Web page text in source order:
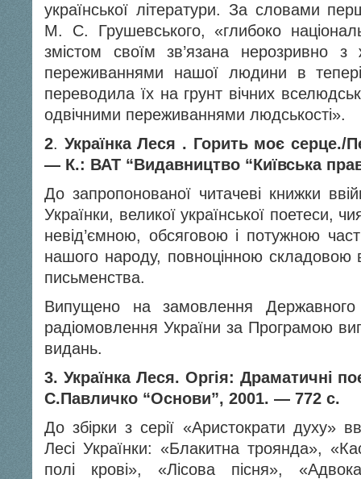
української літератури. За словами
М. С. Грушевського, «глибоко
змістом своїм зв’язана нерозривно
переживаннями нашої людини в
переводила їх на грунт вічних
одвічними переживаннями люд­ськості».
2. Українка Леся . Горить моє серце./
— К.: ВАТ “Видавництво “Київська
До запропонованої читачеві книжки
Українки, великої української поетеси,
невід’ємною, обсяговою і потужною
нашого народу, повноцінною складовою
письменства.
Випущено на замовлення Державного
радіомовлення України за Програмою
видань.
3. Українка Леся. Оргія: Драматичні
С.Павличко “Основи”, 2001. — 772 с.
До збірки з серії «Аристократи духу»
Лесі Українки: «Блакитна троянда»,
полі крові», «Лісова пісня»,